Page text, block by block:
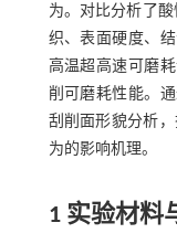
为。对比分析了酸
织、表面硬度、
高温超高速可磨
削可磨耗性能。
刮削面形貌分析
为的影响机理。
1 实验材料